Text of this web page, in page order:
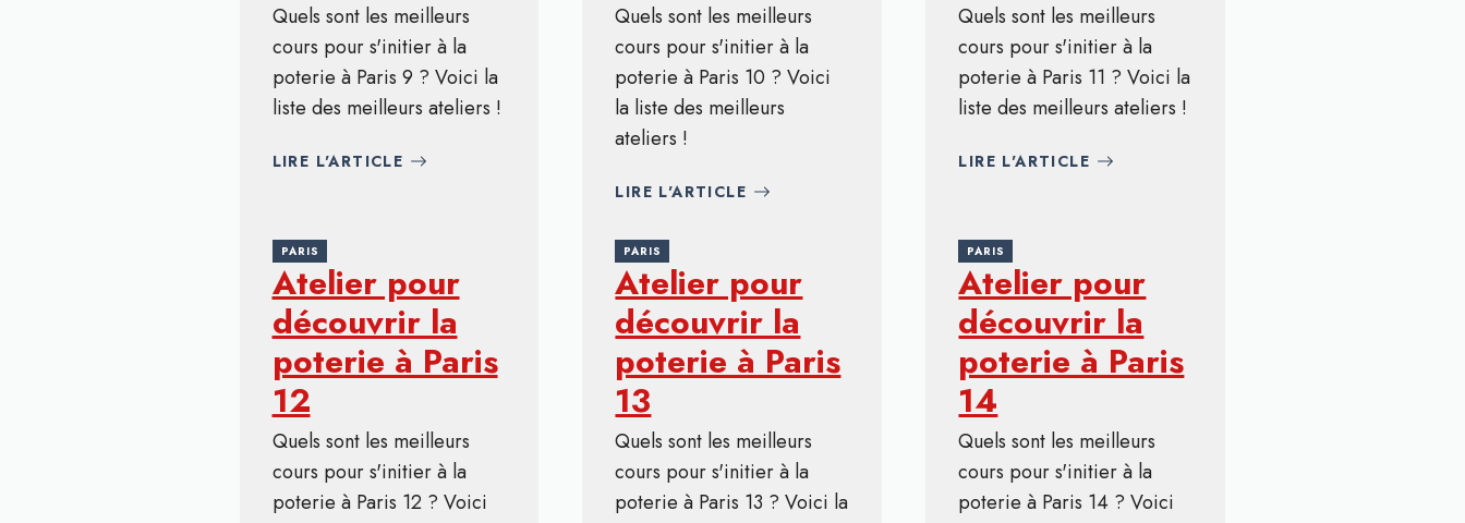
Quels sont les meilleurs
cours pour s'initier à la
poterie à Paris 9 ? Voici la
liste des meilleurs ateliers !
LIRE L'ARTICLE
Quels sont les meilleurs
cours pour s'initier à la
poterie à Paris 10 ? Voici
la liste des meilleurs
ateliers !
LIRE L'ARTICLE
Quels sont les meilleurs
cours pour s'initier à la
poterie à Paris 11 ? Voici la
liste des meilleurs ateliers !
LIRE L'ARTICLE
PARIS
Atelier pour
découvrir la
poterie à Paris
12
Quels sont les meilleurs
cours pour s'initier à la
poterie à Paris 12 ? Voici
PARIS
Atelier pour
découvrir la
poterie à Paris
13
Quels sont les meilleurs
cours pour s'initier à la
poterie à Paris 13 ? Voici la
PARIS
Atelier pour
découvrir la
poterie à Paris
14
Quels sont les meilleurs
cours pour s'initier à la
poterie à Paris 14 ? Voici